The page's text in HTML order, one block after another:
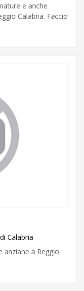
e anche
Calabria. Faccio
Calabria
anziane a Reggio